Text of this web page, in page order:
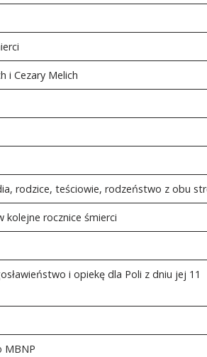
i Cezary Melich
rodzice, teściowie, rodzeństwo z obu
kolejne rocznice śmierci
i opiekę dla Poli z dniu jej 11
MBNP